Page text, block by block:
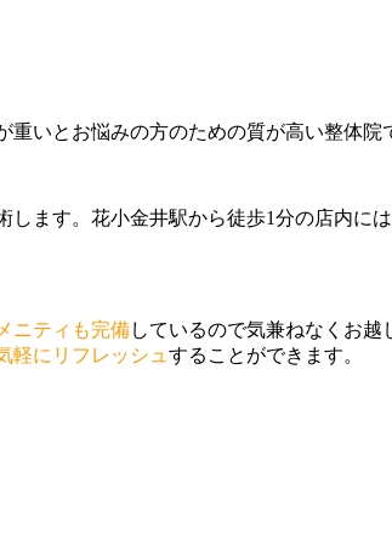
いとお悩みの方のための質が高い整体院
ます。花小金井駅から徒歩1分の店内に
ニティも完備しているので気兼ねなくお
軽にリフレッシュ することができます。